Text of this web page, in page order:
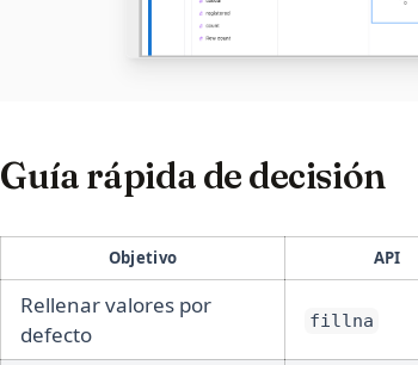
Guía rápida de decisión
Objetivo API
Rellenar valores por
defecto
fillna